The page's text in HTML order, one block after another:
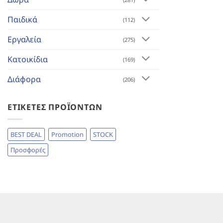
Παιδικά (112)
Εργαλεία (275)
Κατοικίδια (169)
Διάφορα (206)
ΕΤΙΚΈΤΕΣ ΠΡΟΪΌΝΤΩΝ
BEST DEAL Promotion
STOCK
Προσφορές